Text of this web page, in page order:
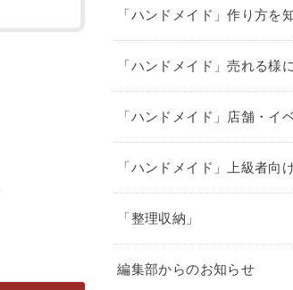
「ハンドメイド」作り方を
「ハンドメイド」売れる様
「ハンドメイド」店舗・イ
「ハンドメイド」上級者向
「整理収納」
編集部からのお知らせ